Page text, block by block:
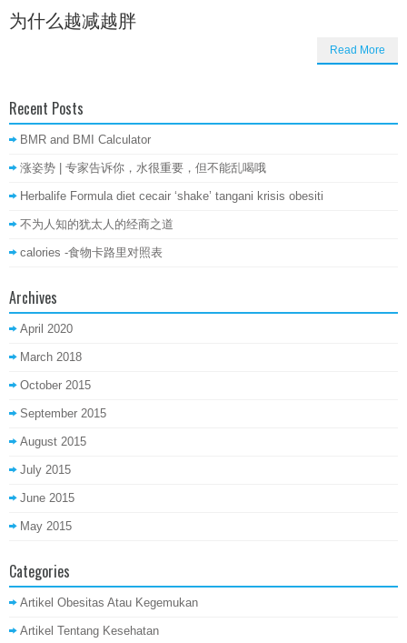
为什么越减越胖
Read More
Recent Posts
BMR and BMI Calculator
涨姿势 | 专家告诉你，水很重要，但不能乱喝哦
Herbalife Formula diet cecair ‘shake’ tangani krisis obesiti
不为人知的犹太人的经商之道
calories -食物卡路里对照表
Archives
April 2020
March 2018
October 2015
September 2015
August 2015
July 2015
June 2015
May 2015
Categories
Artikel Obesitas Atau Kegemukan
Artikel Tentang Kesehatan